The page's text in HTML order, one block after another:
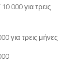
για τρεις
για τρεις μήνες